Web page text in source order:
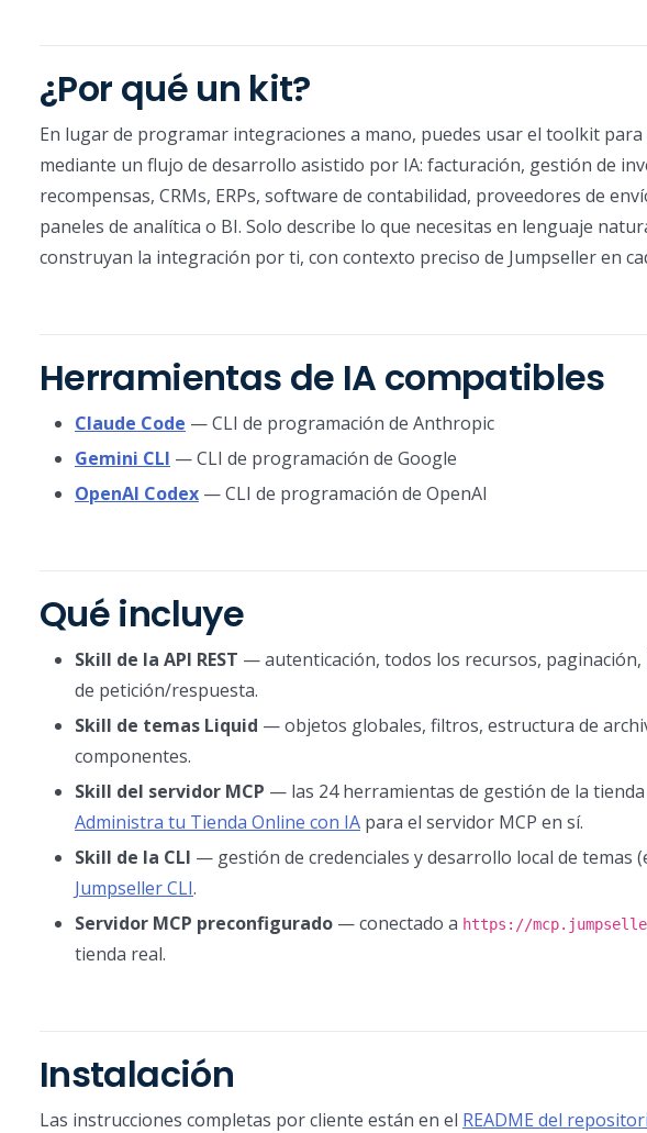
¿Por qué un kit?
En lugar de programar integraciones a mano, puedes usar el toolkit
mediante un flujo de desarrollo asistido por IA: facturación, gestión de
recompensas, CRMs, ERPs, software de contabilidad, proveedores de
paneles de analítica o BI. Solo describe lo que necesitas en lenguaje
construyan la integración por ti, con contexto preciso de Jumpseller en
Herramientas de IA compatibles
Claude Code — CLI de programación de Anthropic
Gemini CLI — CLI de programación de Google
OpenAI Codex — CLI de programación de OpenAI
Qué incluye
Skill de la API REST — autenticación, todos los recursos,
de petición/respuesta.
Skill de temas Liquid — objetos globales, filtros, estructura de
componentes.
Skill del servidor MCP — las 24 herramientas de gestión de la
Administra tu Tienda Online con IA para el servidor MCP en sí.
Skill de la CLI — gestión de credenciales y desarrollo local de temas
Jumpseller CLI.
Servidor MCP preconfigurado — conectado a https://
tienda real.
Instalación
Las instrucciones completas por cliente están en el README del